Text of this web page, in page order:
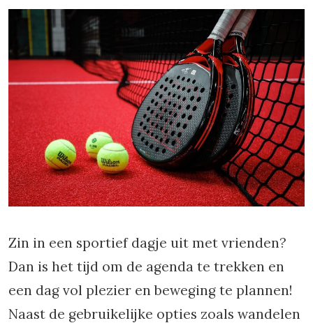
Zin in een sportief dagje uit met vrienden?
Dan is het tijd om de agenda te trekken en
een dag vol plezier en beweging te plannen!
Naast de gebruikelijke opties zoals wandelen